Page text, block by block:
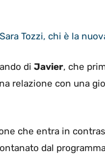
Sara Tozzi, chi è la
di Javier, che
relazione con una
che entra in
dal